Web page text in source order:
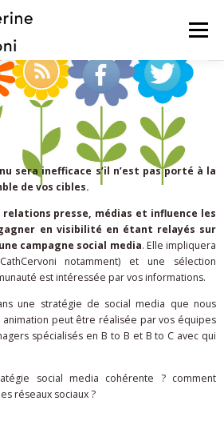
Menu
BLOG
sera inefficace s’il n’est pas porté à la
de vos cibles.
relations presse, médias et influence les
en visibilité en étant relayés sur
campagne social media. Elle impliquera
notamment) et une sélection
est intéressée par vos informations.
une stratégie de social media que nous
animation peut être réalisée par vos équipes
spécialisés en B to B et B to C avec qui
social media cohérente ? comment
réseaux sociaux ?